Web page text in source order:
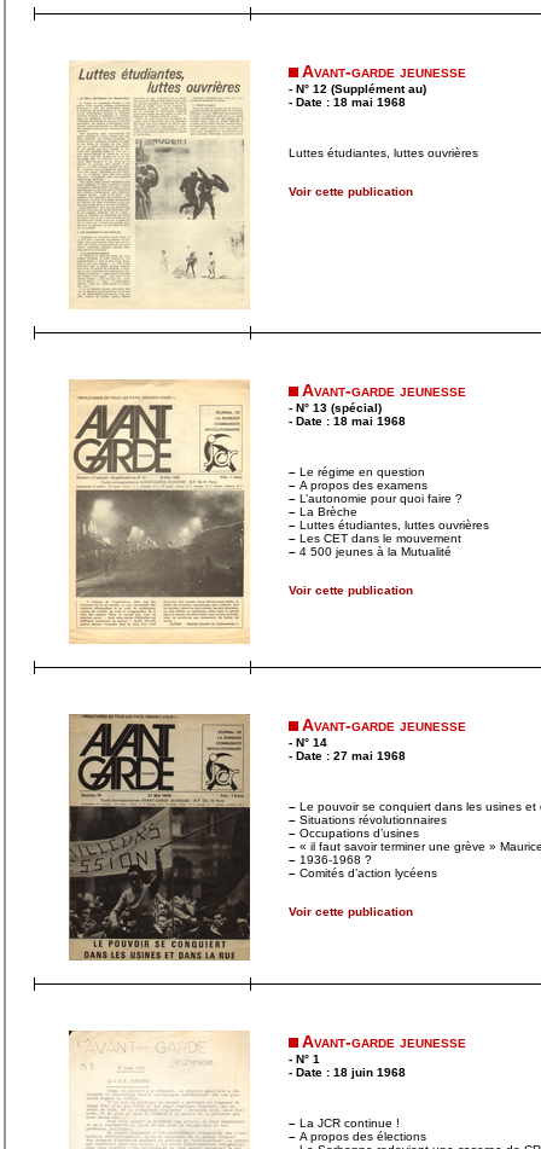
Avant-garde jeunesse
- N° 12 (Supplément au)
- Date : 18 mai 1968
Luttes étudiantes, luttes ouvrières
Voir cette publication
Avant-garde jeunesse
- N° 13 (spécial)
- Date : 18 mai 1968
– Le régime en question
– A propos des examens
– L’autonomie pour quoi faire ?
– La Brèche
– Luttes étudiantes, luttes ouvrières
– Les CET dans le mouvement
– 4 500 jeunes à la Mutualité
Voir cette publication
Avant-garde jeunesse
- N° 14
- Date : 27 mai 1968
– Le pouvoir se conquiert dans les usines et
– Situations révolutionnaires
– Occupations d’usines
– « il faut savoir terminer une grève »
– 1936-1968 ?
– Comités d’action lycéens
Voir cette publication
Avant-garde jeunesse
- N° 1
- Date : 18 juin 1968
– La JCR continue !
– A propos des élections